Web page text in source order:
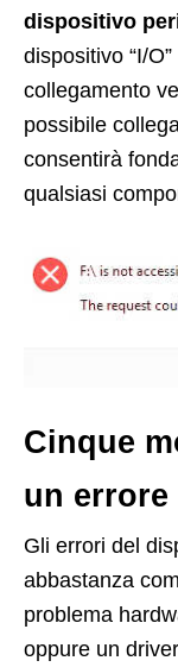
dispositivo
dispositivo “I/
collegamento
possibile
consentirà
qualsiasi
Cinque
un
Gli errori del
abbastanza
problema
oppure un